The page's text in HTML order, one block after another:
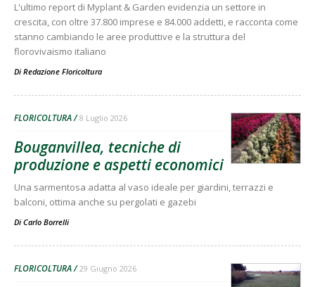
L'ultimo report di Myplant & Garden evidenzia un settore in
crescita, con oltre 37.800 imprese e 84.000 addetti, e racconta come
stanno cambiando le aree produttive e la struttura del
florovivaismo italiano
Di Redazione Floricoltura
FLORICOLTURA 8 Luglio 2026
Bouganvillea, tecniche di
produzione e aspetti economici
Una sarmentosa adatta al vaso ideale per giardini, terrazzi e
balconi, ottima anche su pergolati e gazebi
Di Carlo Borrelli
FLORICOLTURA 29 Giugno 2026